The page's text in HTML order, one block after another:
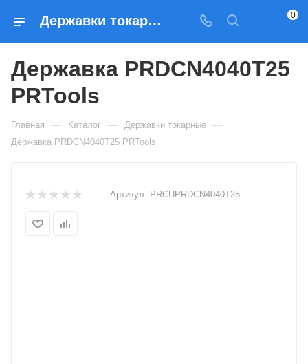
Державки токарные Державка PRDCN4040T25 PRTools — купить по выгодным ценам в Москве 0
Державка PRDCN4040T25
PRTools
Главная — Каталог — Державки токарные —
Державка PRDCN4040T25 PRTools
Артикул: PRCUPRDCN4040T25